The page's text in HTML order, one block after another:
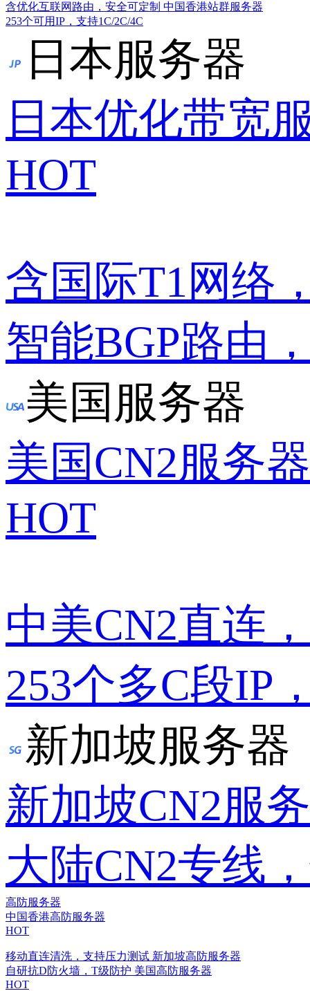
含优化互联网路由，安全可定制 中国香港站群服务器
253个可用IP，支持1C/2C/4C
日本服务器
日本优化带宽
HOT
含国际T1网络
智能BGP路由
美国服务器
美国CN2服务器
HOT
中美CN2直连
253个多C段IP
新加坡服务器
新加坡CN2服
大陆CN2专线
高防服务器
中国香港高防服务器
HOT
移动直连清洗，支持压力测试 新加坡高防服务器
自研抗D防火墙，T级防护 美国高防服务器
HOT